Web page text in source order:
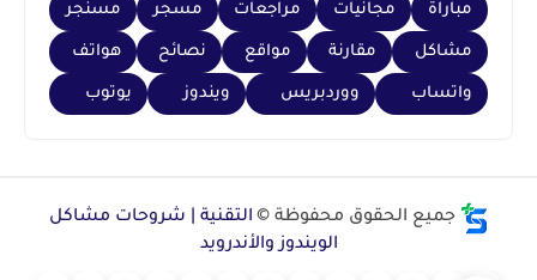
مباراة مجانيات مراجعات مسجر مسنجر
مشاكل مقارنة مواقع نصائح هواتف
واتساب ووردبريس ويندوز يوتوب
جميع الحقوق محفوظة © التقنية | شروحات مشاكل
الويندوز والأندرويد